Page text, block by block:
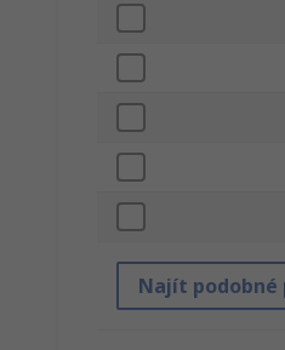
Najít